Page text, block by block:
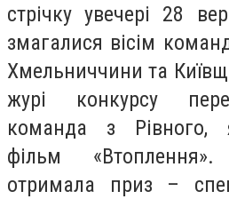
стрічку увечері 28
змагалися вісім
Хмельниччини та
журі конкурсу
команда з Рівного,
фільм
отримала приз –